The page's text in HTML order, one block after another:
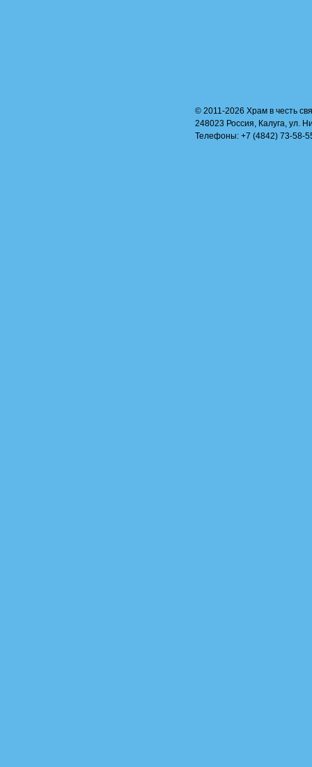
© 2011-2026 Храм в честь
248023 Россия, Калуга, ул.
Телефоны: +7 (4842) 73-58-